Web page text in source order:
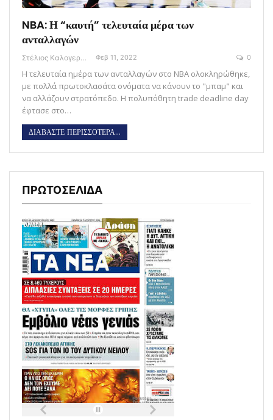
NBA: Η “καυτή” τελευταία μέρα των
ανταλλαγών
Στέλιος Καλογεράς Φεβ 11, 2022 0
Η τελευταία ημέρα των ανταλλαγών στο ΝΒΑ ολοκληρώθηκε,
με πολλά πρωτοκλασάτα ονόματα να κάνουν το "μπαμ" και
να αλλάζουν στρατόπεδο. Η πολυπόθητη trade deadline day
έφτασε στο…
ΔΙΑΒΑΣΤΕ ΠΕΡΙΣΣΟΤΕΡΑ...
ΠΡΩΤΟΣΕΛΙΔΑ